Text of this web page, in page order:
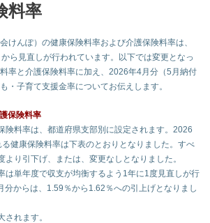
診断・お問い合わせ
料率
けんぽ）の健康保険料率および介護保険料率は、
ら見直しが行われています。以下では変更となっ
率と介護保険料率に加え、2026年4月分（5月納付
・子育て支援金率についてお伝えします。
保険料率
料率は、都道府県支部別に設定されます。2026
健康保険料率は下表のとおりとなりました。すべ
より引下げ、または、変更なしとなりました。
は単年度で収支が均衡するよう1年に1度見直しが行
分からは、1.59％から1.62％への引上げとなりまし
れます。